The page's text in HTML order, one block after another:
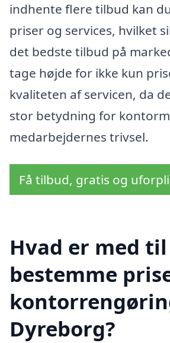
indhente flere tilbud kan
priser og services, hvilket
det bedste tilbud på
tage højde for ikke kun
kvaliteten af servicen, da
stor betydning for
medarbejdernes trivsel.
Få tilbud, gratis og
Hvad er med
bestemme
Dyreborg?